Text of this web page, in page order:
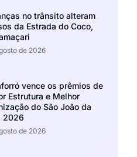
no trânsito alteram
da Estrada do Coco,
de 2026
vence os prêmios de
Estrutura e Melhor
do São João da
2026
de 2026